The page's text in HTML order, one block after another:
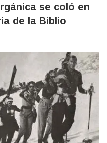
se coló en
de la Biblio